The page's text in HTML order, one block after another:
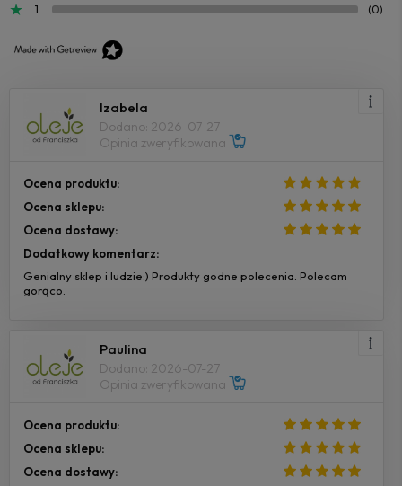
1 (0)
Izabela
Dodano: 2026-07-27
Opinia zweryfikowana
Ocena produktu:
Ocena sklepu:
Ocena dostawy:
Dodatkowy komentarz:
Genialny sklep i ludzie:) Produkty godne polecenia. Polecam
gorąco.
Paulina
Dodano: 2026-07-27
Opinia zweryfikowana
Ocena produktu:
Ocena sklepu:
Ocena dostawy: